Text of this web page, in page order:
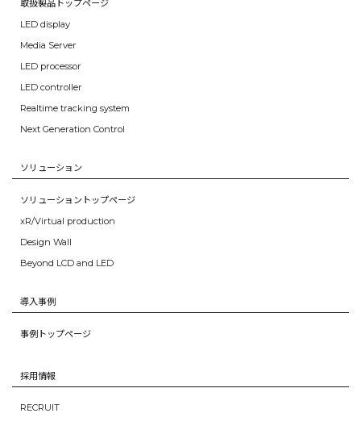
取扱製品トップページ
LED display
Media Server
LED processor
LED controller
Realtime tracking system
Next Generation Control
ソリューション
ソリューショントップページ
xR/Virtual production
Design Wall
Beyond LCD and LED
導入事例
事例トップページ
採用情報
RECRUIT